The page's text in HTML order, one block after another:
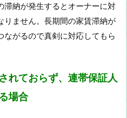
納が発生するとオーナーに対
りません。長期間の家賃滞納が
ながるので真剣に対応してもら
れておらず、連帯保証人
場合